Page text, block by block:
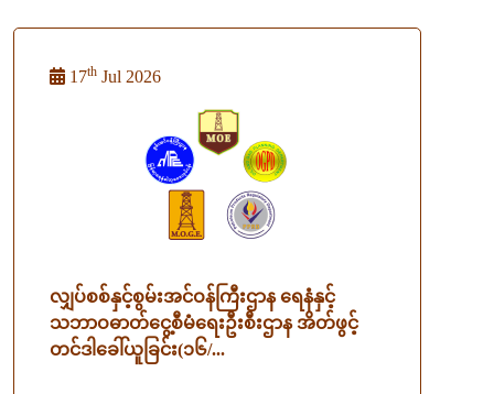
17th Jul 2026
လျှပ်စစ်နှင့်စွမ်းအင်ဝန်ကြီးဌာန ရေနံနှင့်
သဘာဝဓာတ်ငွေ့စီမံရေးဦးစီးဌာန အိတ်ဖွင့်
တင်ဒါခေါ်ယူခြင်း(၁၆/...